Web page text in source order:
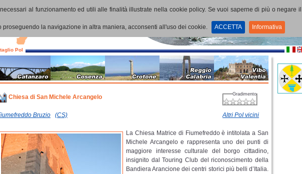
al funzionamento ed utili alle finalità illustrate nella cookie policy. Se vuoi saperne di più o negare
la navigazione in altra maniera, acconsenti all'uso dei cookie. ACCETTA Informativa
PoI
Chiesa di San Michele Arcangelo Gradimento
Bruzio (CS) Altri PoI vicini
La Chiesa Matrice di Fiumefreddo è intitolata a San
Michele Arcangelo e rappresenta uno dei punti di
maggiore interesse culturale del borgo cittadino,
insignito dal Touring Club del riconoscimento della
Bandiera Arancione dei centri storici più belli d’Italia.